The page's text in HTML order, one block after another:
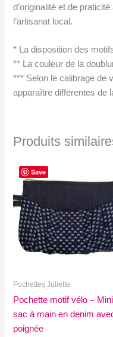
d’originalité et de
l’artisanat local.
* La disposition des
** La couleur de la
*** Selon le calibrage de
apparaître différentes de
Produits
Save
Pochettes Juliette
Pochette motif vélo – Mini
sac à main en denim
poignée